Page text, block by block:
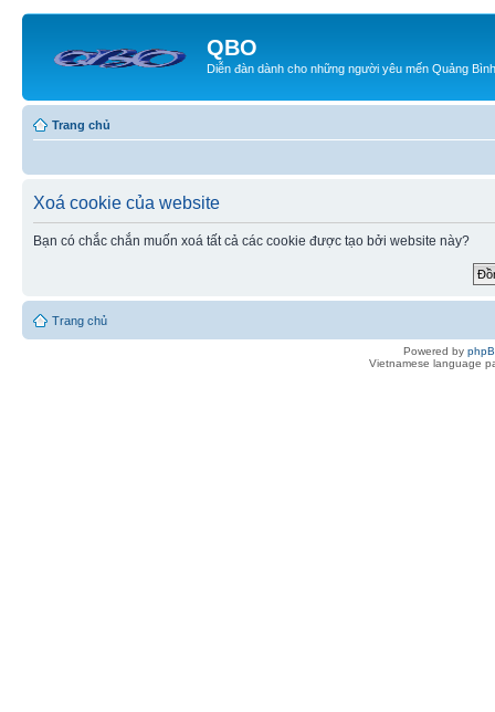
QBO
Diễn đàn dành cho những người yêu mến Quảng Bình
Trang chủ
Xoá cookie của website
Bạn có chắc chắn muốn xoá tất cả các cookie được tạo bởi website này?
Trang chủ
Powered by
Vietnamese language